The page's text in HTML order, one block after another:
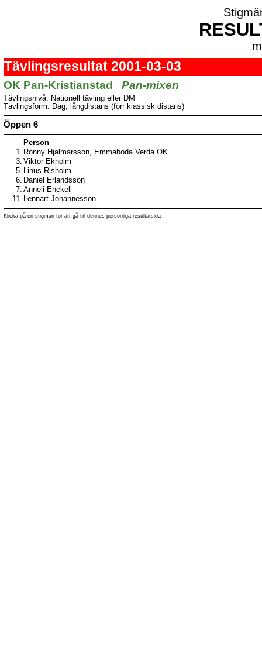
Tävlingsresultat 2001-03-03
OK Pan-Kristianstad Pan-mixen
Tävlingsnivå: Nationell tävling eller DM
Tävlingsform: Dag, långdistans (förr klassisk distans)
Öppen 6
Person
1. Ronny Hjalmarsson, Emmaboda Verda OK
3. Viktor Ekholm
5. Linus Risholm
6. Daniel Erlandsson
7. Anneli Enckell
11. Lennart Johannesson
Klicka på en stigman för att gå till dennes personliga resultatsida